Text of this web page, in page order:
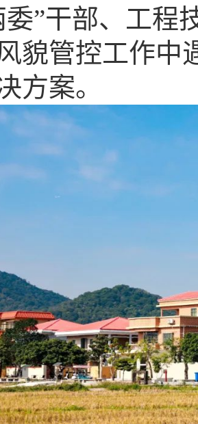
委”干部、工程
貌管控工作中
方案。